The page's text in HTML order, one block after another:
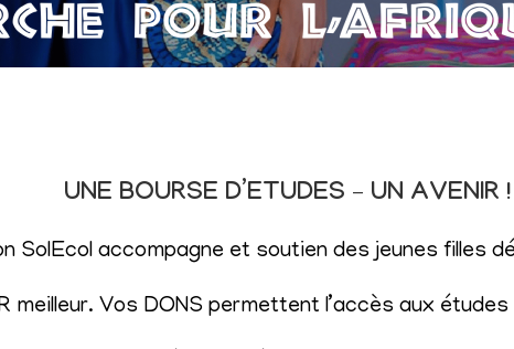
UNE BOURSE D’ETUDES – UN AVENIR !
SolEcol accompagne et soutien des jeunes filles
meilleur. Vos DONS permettent l’accès aux